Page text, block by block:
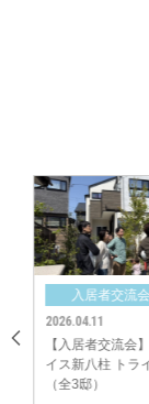
「タバコ屋さんの
「道路を挟んだと
その他、お好み焼き
みなさんで共有。
「子どもだけでなく
ました。」
「季節の花を、分
「ハロウィンに合わ
ね。」
入居者交流会
2026.04.11
【入居者交流会
イス新八柱 トラ
（全3邸）